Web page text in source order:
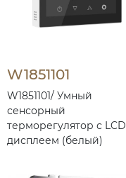
W1851101
W1851101/ Умный
сенсорный
терморегулятор с LCD
дисплеем (белый)